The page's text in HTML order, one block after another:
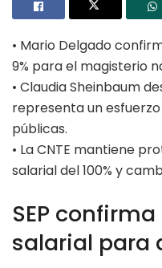
• Mario Delgado
9% para el magisterio
• Claudia Sheinbaum
representa un
públicas.
• La CNTE mantiene
salarial del 100% y
SEP
salarial para